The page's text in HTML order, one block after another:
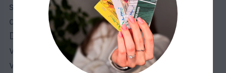
stěny, stropy, dveře, lišty, trámy a lepené
dřevo.
Dekorační vosk vytvoří povrch odpuzující
vodu a nečistoty – je odolný při stírání na
vlhko a rovněž je odolný vůči skvrnám.